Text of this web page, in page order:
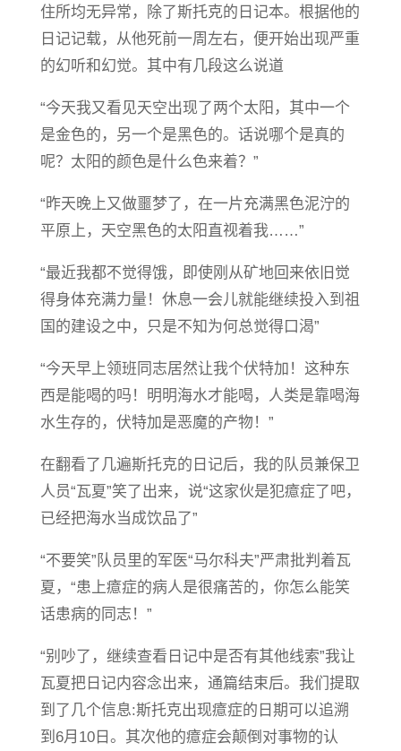
住所均无异常，除了斯托克的日记本。根据他的
日记记载，从他死前一周左右，便开始出现严重
的幻听和幻觉。其中有几段这么说道
“今天我又看见天空出现了两个太阳，其中一个
是金色的，另一个是黑色的。话说哪个是真的
呢？太阳的颜色是什么色来着？”
“昨天晚上又做噩梦了，在一片充满黑色泥泞的
平原上，天空黑色的太阳直视着我……”
“最近我都不觉得饿，即使刚从矿地回来依旧觉
得身体充满力量！休息一会儿就能继续投入到祖
国的建设之中，只是不知为何总觉得口渴”
“今天早上领班同志居然让我个伏特加！这种东
西是能喝的吗！明明海水才能喝，人类是靠喝海
水生存的，伏特加是恶魔的产物！”
在翻看了几遍斯托克的日记后，我的队员兼保卫
人员“瓦夏”笑了出来，说“这家伙是犯癔症了吧，
已经把海水当成饮品了”
“不要笑”队员里的军医“马尔科夫”严肃批判着瓦
夏，“患上癔症的病人是很痛苦的，你怎么能笑
话患病的同志！”
“别吵了，继续查看日记中是否有其他线索”我让
瓦夏把日记内容念出来，通篇结束后。我们提取
到了几个信息:斯托克出现癔症的日期可以追溯
到6月10日。其次他的癔症会颠倒对事物的认